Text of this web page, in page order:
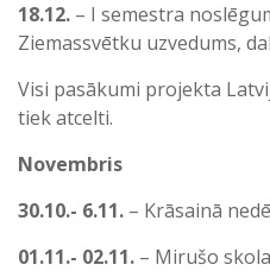
18.12. – I semestra
Ziemassvētku uzvedums,
Visi pasākumi projekta
tiek atcelti.
Novembris
30.10.- 6.11. – Krāsainā
01.11.- 02.11. – Mirušo